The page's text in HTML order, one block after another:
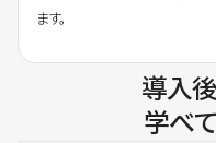
ます。
導入
学べ